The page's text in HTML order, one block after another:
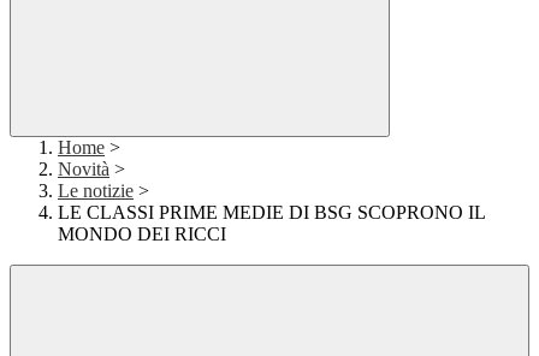
Home >
Novità >
Le notizie >
LE CLASSI PRIME MEDIE DI BSG SCOPRONO IL
MONDO DEI RICCI